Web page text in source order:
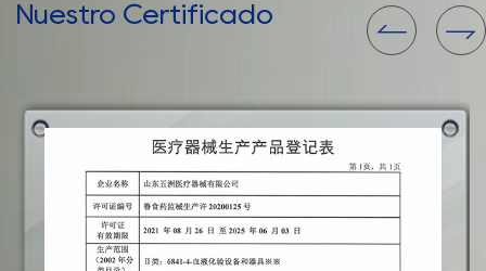
Nuestro Certificado